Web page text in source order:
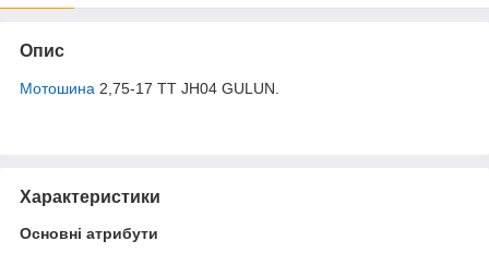
Опис
Мотошина 2,75-17 TT JH04 GULUN.
Характеристики
Основні атрибути